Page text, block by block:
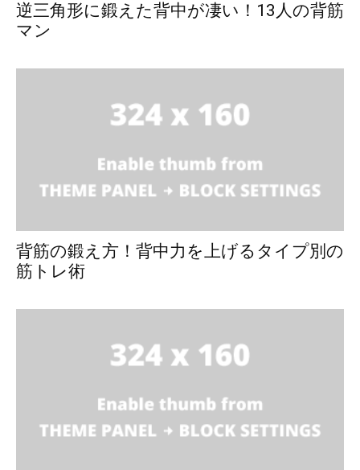
逆三角形に鍛えた背中が凄い！13人の背筋
マン
背筋の鍛え方！背中力を上げるタイプ別の
筋トレ術